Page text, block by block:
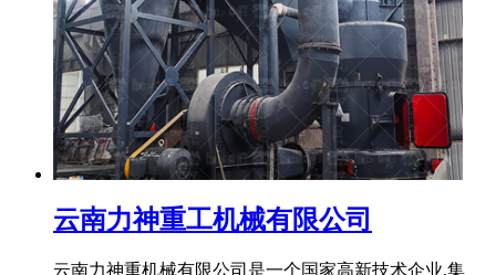
云南力神重工机械有限公司
云南力神重机械有限公司是一个国家高新技术企业,集